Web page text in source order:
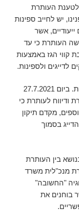
לטענת העותרת
יש לחייב ספינות
ייעודיים, אשר
העותרת כי עד
קווי הגז באמצעות
לדייגים ולספינות.
פנייתה של העותרת נפלה על אוזניים כרויות. ביום 27.7.2021
ודיווח לעותרת כי
מקדם תיקון
בסמוך
בנושא בין העותרת
מנכ"לית משרד
"החשובה"
בוחנים את